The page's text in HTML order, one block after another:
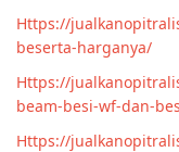
Https://
beserta-harganya/
Https://
beam-besi-wf-dan-
Https://